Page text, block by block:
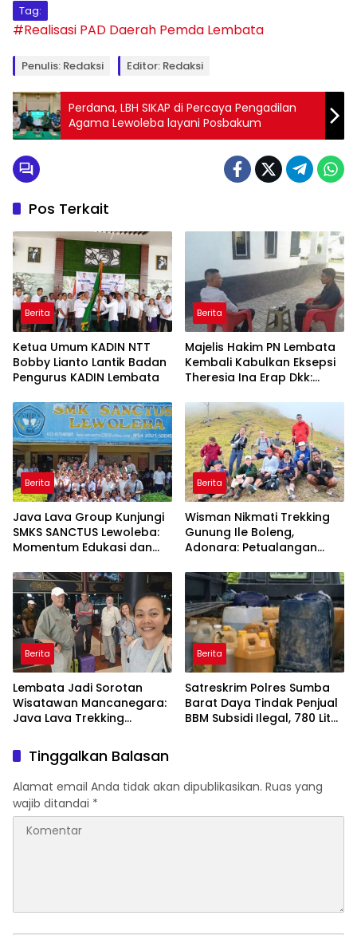
Tag:
#Realisasi PAD Daerah Pemda Lembata
Penulis: Redaksi Editor: Redaksi
Perdana, LBH SIKAP di Percaya Pengadilan
Agama Lewoleba layani Posbakum
Pos Terkait
Berita
Ketua Umum KADIN NTT
Bobby Lianto Lantik Badan
Pengurus KADIN Lembata
Berita
Majelis Hakim PN Lembata
Kembali Kabulkan Eksepsi
Theresia Ina Erap Dkk:
Dkk Ditolak untuk Keempat
Kalinya
Berita
Java Lava Group Kunjungi
SMKS SANCTUS Lewoleba:
Momentum Edukasi dan
Berita
Wisman Nikmati Trekking
Gunung Ile Boleng,
Adonara: Petualangan
Berita
Lembata Jadi Sorotan
Wisatawan Mancanegara:
Java Lava Trekking
Berita
Satreskrim Polres Sumba
Barat Daya Tindak Penjual
BBM Subsidi Ilegal, 780 Liter
Tinggalkan Balasan
Alamat email Anda tidak akan dipublikasikan. Ruas yang
wajib ditandai *